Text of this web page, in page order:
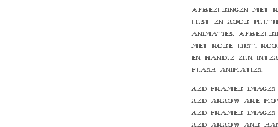
Afbeeldingen met
lijst en rood
animaties.
met rode lijst,
en handje zijn
flash animaties.
Red-framed
red arrow are
Red-framed
red arrow and